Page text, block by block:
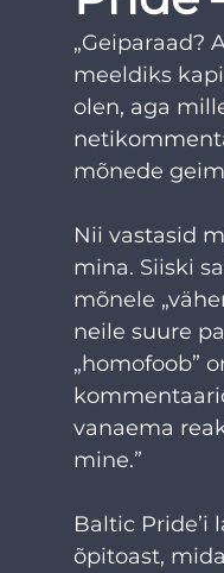
„Geiparaad?
meeldiks
olen, aga
mõnede
Nii vastasid
mina. Siiski
mõnele
neile suure
„homofoob”
vanaema
mine.”
Baltic Pride’i
õpitoast,